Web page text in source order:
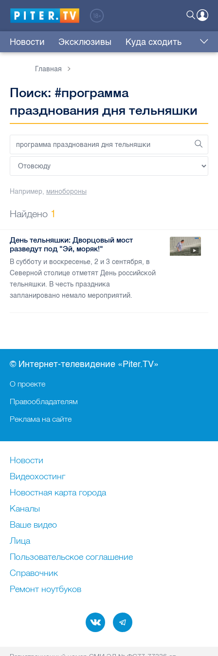
Новости Эксклюзивы Куда сходить
Главная
Поиск: #программа
празднования дня тельняшки
Например, минобороны
Найдено 1
День тельняшки: Дворцовый мост
разведут под "Эй, моряк!"
В субботу и воскресенье, 2 и 3 сентября, в
Северной столице отметят День российской
тельняшки. В честь праздника
запланировано немало мероприятий.
© Интернет-телевидение «Piter.TV»
О проекте
Правообладателям
Реклама на сайте
Новости
Видеохостинг
Новостная карта города
Каналы
Ваше видео
Лица
Пользовательское соглашение
Справочник
Ремонт нoутбуков